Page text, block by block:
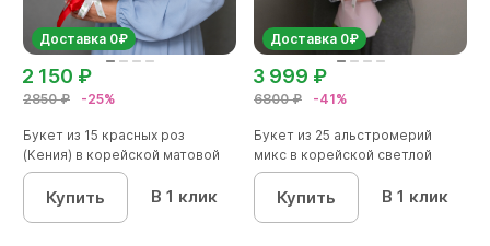
Доставка 0₽
2850 ₽ -25%
2 150 ₽
Букет из 15 красных роз
(Кения) в корейской матовой
кал...
Купить В 1 клик
Доставка 0₽
6800 ₽ -41%
3 999 ₽
Букет из 25 альстромерий
микс в корейской светлой
упако...
Купить В 1 клик